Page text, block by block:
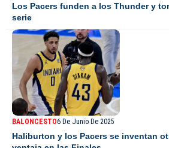
Los Pacers funden a los Thunder y
serie
BALONCESTO6 De Junio De 2025
Haliburton y los Pacers se inventan